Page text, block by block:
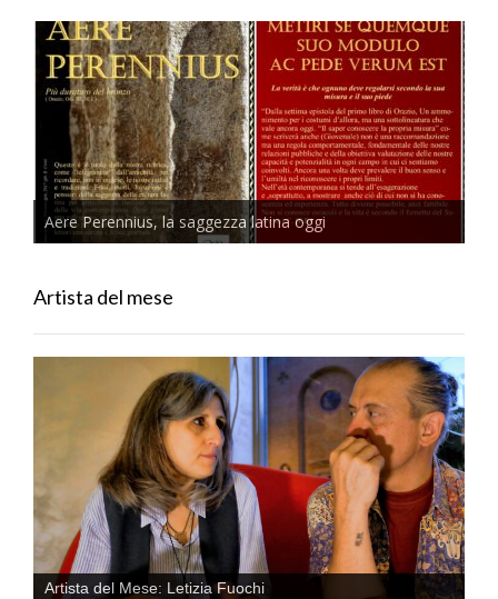
Aere Perennius, la saggezza latina oggi
Artista del mese
Artista del Mese: Letizia Fuochi